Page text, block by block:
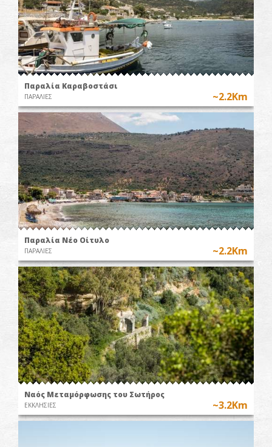
Παραλία Καραβοστάσι
ΠΑΡΑΛΙΕΣ ~2.2Km
Παραλία Νέο Οίτυλο
ΠΑΡΑΛΙΕΣ ~2.2Km
Ναός Μεταμόρφωσης του Σωτήρος
ΕΚΚΛΗΣΙΕΣ ~3.2Km